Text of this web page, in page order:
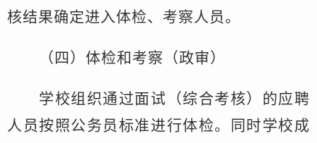
核结果确定进入体检、考察人员 。
（ 四 ）体检和考察（政审）
学校组织通过面试（综合考核）的应聘
人员按照公务员标准进行体检。同时学校成